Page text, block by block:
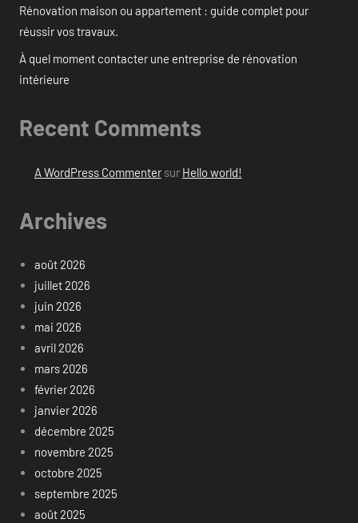
Rénovation maison ou appartement : guide complet pour
réussir vos travaux.
À quel moment contacter une entreprise de rénovation
intérieure
Recent Comments
A WordPress Commentersur Hello world!
Archives
août 2026
juillet 2026
juin 2026
mai 2026
avril 2026
mars 2026
février 2026
janvier 2026
décembre 2025
novembre 2025
octobre 2025
septembre 2025
août 2025